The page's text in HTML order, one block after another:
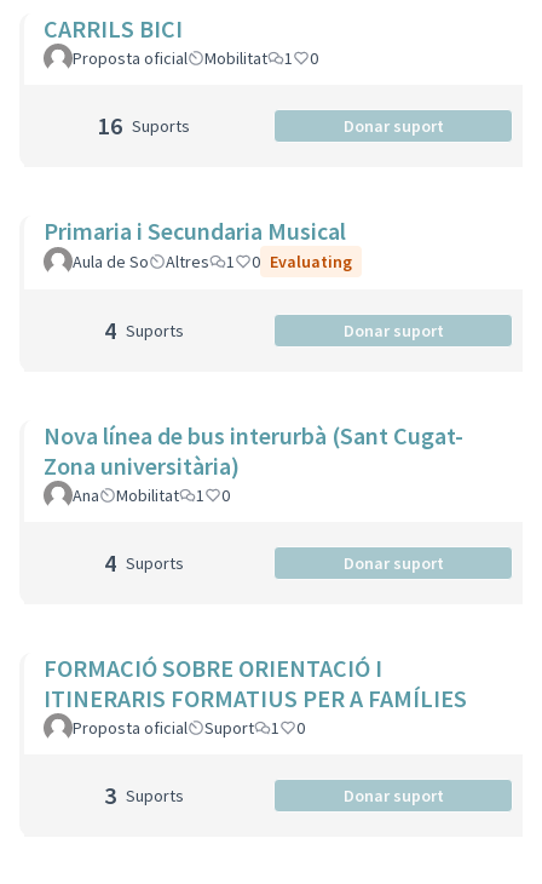
CARRILS BICI
Proposta oficial Mobilitat 1 0
16 Suports Donar suport
Primaria i Secundaria Musical
Aula de So Altres 1 0 Evaluating
4 Suports Donar suport
Nova línea de bus interurbà (Sant Cugat-
Zona universitària)
Ana Mobilitat 1 0
4 Suports Donar suport
FORMACIÓ SOBRE ORIENTACIÓ I
ITINERARIS FORMATIUS PER A FAMÍLIES
Proposta oficial Suport 1 0
3 Suports Donar suport